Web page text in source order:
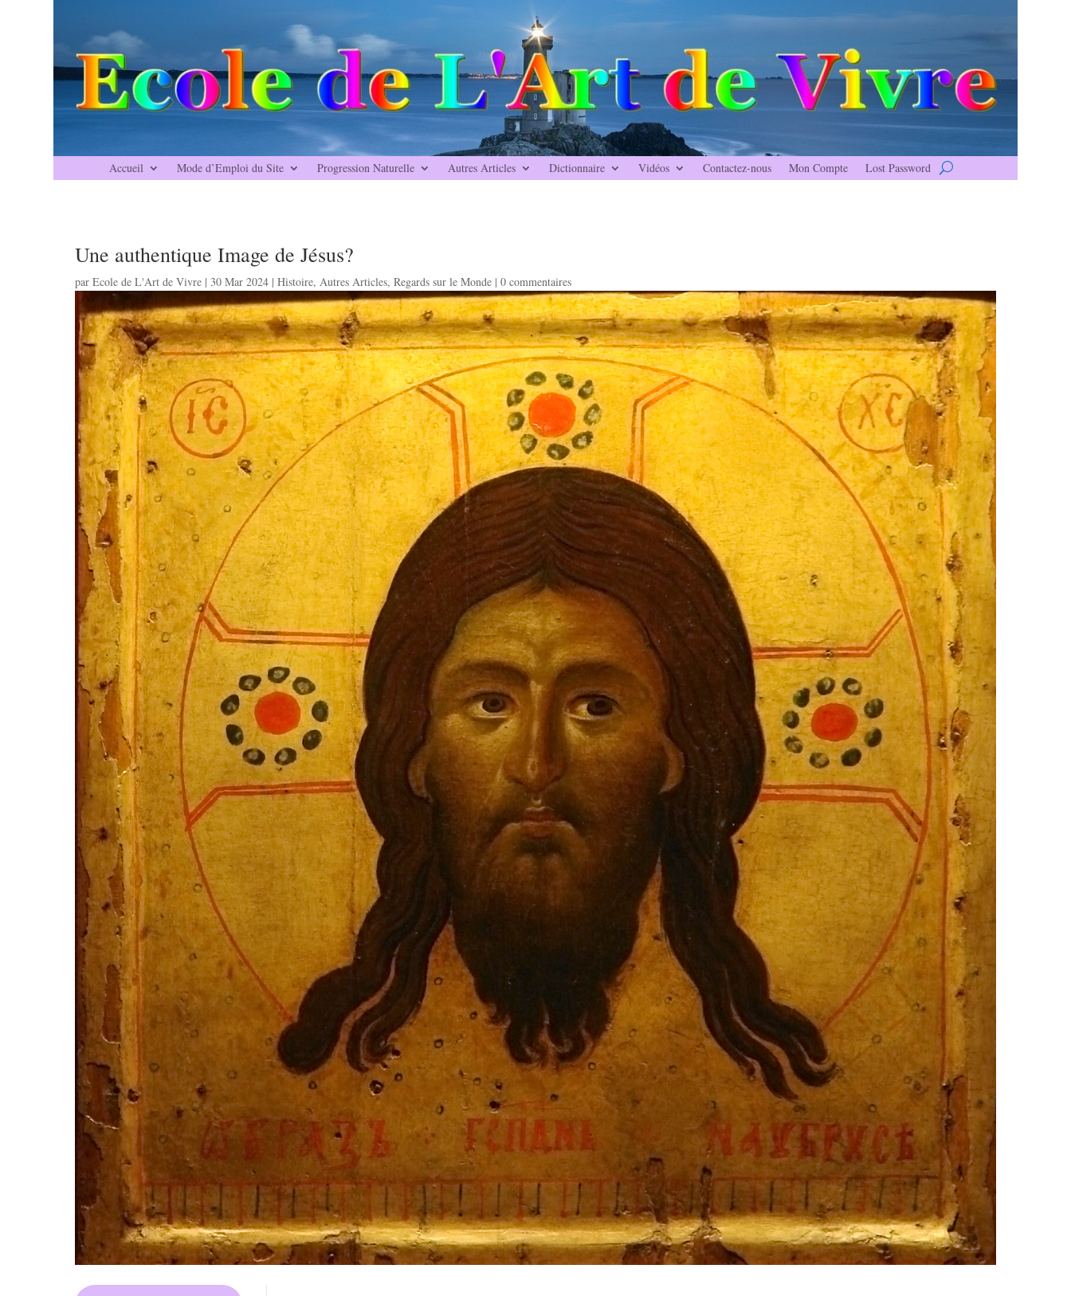
Accueil Mode d’Emploi du Site Progression Naturelle Autres Articles Dictionnaire Vidéos Contactez-nous Mon Compte Lost Password
Une authentique Image de Jésus?
parEcole de L'Art de Vivre |30 Mar 2024 |Histoire,Autres Articles,Regards sur le Monde |0 commentaires